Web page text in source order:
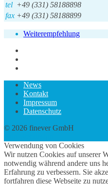
tel +49 (331) 58188898
fax +49 (331) 58188899
Weiterempfehlung
News
Kontakt
Impressum
Datenschutz
© 2026 finever GmbH
Verwendung von Cookies
Wir nutzen Cookies auf unserer
notwendig während andere uns
Erfahrung zu verbessern. Sie
fortfahren diese Webseite zu